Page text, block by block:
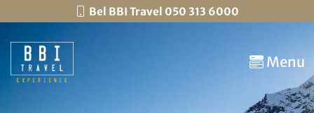
Bel BBI Travel 050 313 6000
Menu